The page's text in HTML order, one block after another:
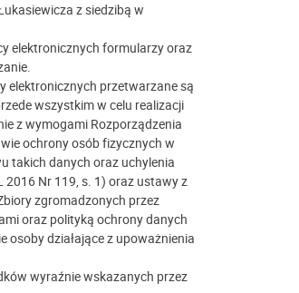
z siedzibą w
elektronicznych formularzy oraz
elektronicznych przetwarzane są
wszystkim w celu realizacji
z wymogami Rozporządzenia
ochrony osób fizycznych w
takich danych oraz uchylenia
Nr 119, s. 1) oraz ustawy z
zgromadzonych przez
oraz polityką ochrony danych
osoby działające z upoważnienia
wyraźnie wskazanych przez